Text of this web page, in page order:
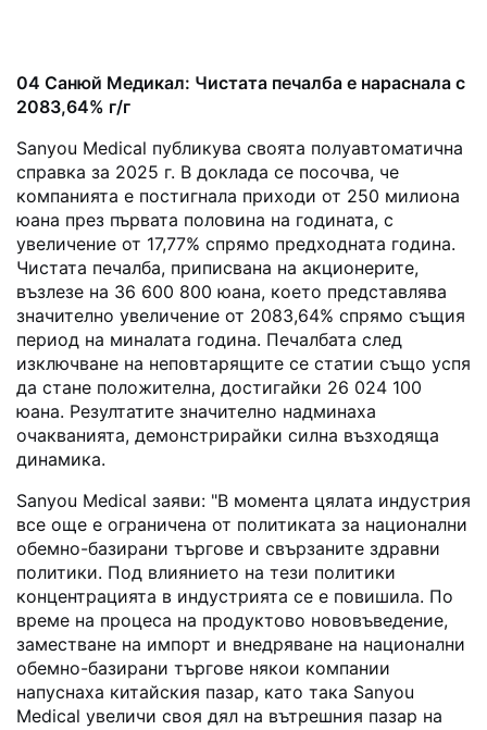
04 Санюй Медикал: Чистата печалба е нараснала с
2083,64% г/г
Sanyou Medical публикува своята полуавтоматична
справка за 2025 г. В доклада се посочва, че
компанията е постигнала приходи от 250 милиона
юана през първата половина на годината, с
увеличение от 17,77% спрямо предходната година.
Чистата печалба, приписвана на акционерите,
възлезе на 36 600 800 юана, което представлява
значително увеличение от 2083,64% спрямо същия
период на миналата година. Печалбата след
изключване на неповтарящите се статии също успя
да стане положителна, достигайки 26 024 100
юана. Резултатите значително надминаха
очакванията, демонстрирайки силна възходяща
динамика.
Sanyou Medical заяви: "В момента цялата индустрия
все още е ограничена от политиката за национални
обемно-базирани търгове и свързаните здравни
политики. Под влиянието на тези политики
концентрацията в индустрията се е повишила. По
време на процеса на продуктово нововъведение,
заместване на импорт и внедряване на национални
обемно-базирани търгове някои компании
напуснаха китайския пазар, като така Sanyou
Medical увеличи своя дял на вътрешния пазар на